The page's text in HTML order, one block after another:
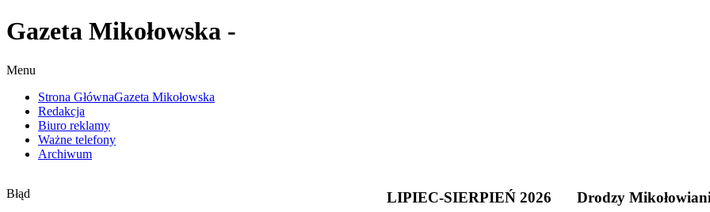
Gazeta Mikołowska -
Menu
Strona GłównaGazeta Mikołowska
Redakcja
Biuro reklamy
Ważne telefony
Archiwum
Błąd
LIPIEC-SIERPIEŃ 2026 Drodzy